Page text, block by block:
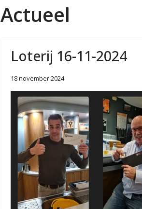
Actueel
Loterij 16-11-2024
18 november 2024